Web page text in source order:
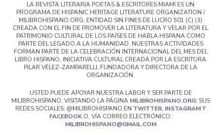
LA REVISTA LITERARIA POETAS & ESCRITORES MIAMI ES UN
PROGRAMA DE HISPANIC HERITAGE LITERATURE ORGANIZATION /
MILIBROHISPANO.ORG; ENTIDAD SIN FINES DE LUCRO 501 (C) (3)
CREADA CON EL FIN DE PROMOVER LA LITERATURA Y VELAR POR EL
PATRIMONIO CULTURAL DE LOS PAÍSES DE HABLA HISPANA COMO
PARTE DEL LEGADO A LA HUMANIDAD. NUESTRAS ACTIVIDADES
FORMAN PARTE DE LA CELEBRACIÓN INTERNACIONAL DEL MES DEL
LIBRO HISPANO, INICIATIVA CULTURAL CREADA POR LA ESCRITORA
PILAR VÉLEZ-ZAMPARELLI, FUNDADORA Y DIRECTORA DE LA
ORGANIZACIÓN.
USTED PUEDE APOYAR NUESTRA LABOR Y SER PARTE DE
MILIBROHISPANO, VISITANDO LA PÁGINA MILIBROHISPANO.ORG; SUS
REDES SOCIALES: @MILIBROHISPANO EN TWITTER, INSTAGRAMY
FACEBOOK O, VÍA CORREO ELECTRÓNICO:
MILIBROHISPANO@GMAIL.COM